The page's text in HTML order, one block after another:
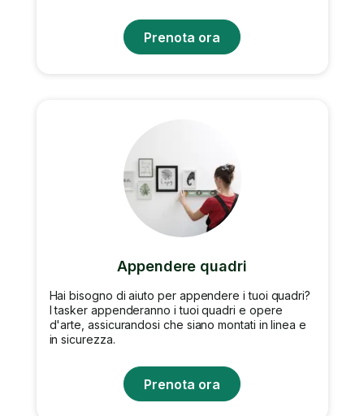
Prenota ora
Appendere quadri
Hai bisogno di aiuto per appendere i tuoi quadri?
I tasker appenderanno i tuoi quadri e opere
d'arte, assicurandosi che siano montati in linea e
in sicurezza.
Prenota ora